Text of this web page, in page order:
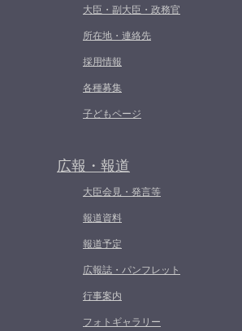
大臣・副大臣・政務官
所在地・連絡先
採用情報
各種募集
子どもページ
広報・報道
大臣会見・発言等
報道資料
報道予定
広報誌・パンフレット
行事案内
フォトギャラリー